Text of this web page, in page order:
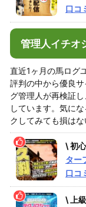
口コ
管理人イチオ
直近1ヶ月の馬ログ
評判の中から優良
グ管理人が再検証
しています。気に
クしてみても損はな
\ 初
ター
口コ
\ 上